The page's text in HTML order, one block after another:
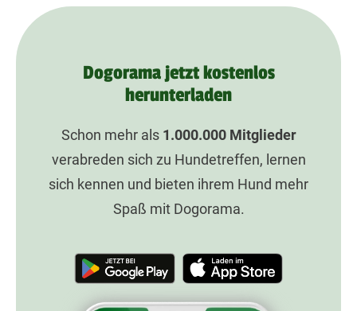
Dogorama jetzt kostenlos
herunterladen
Schon mehr als 1.000.000Mitglieder
verabreden sich zu Hundetreffen, lernen
sich kennen und bieten ihrem Hund mehr
Spaß mit Dogorama.